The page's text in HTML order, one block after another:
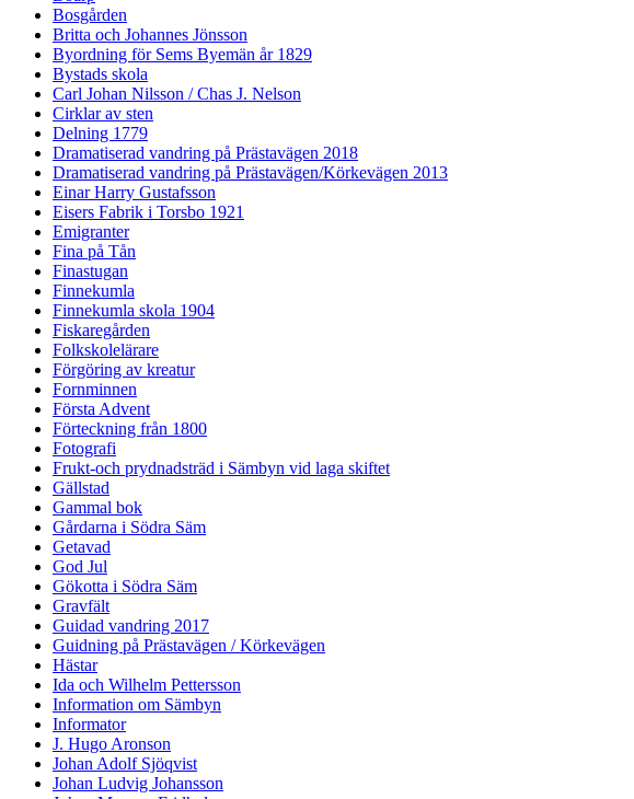
Bosgården
Britta och Johannes Jönsson
Byordning för Sems Byemän år 1829
Bystads skola
Carl Johan Nilsson / Chas J. Nelson
Cirklar av sten
Delning 1779
Dramatiserad vandring på Prästavägen 2018
Dramatiserad vandring på Prästavägen/Körkevägen 2013
Einar Harry Gustafsson
Eisers Fabrik i Torsbo 1921
Emigranter
Fina på Tån
Finastugan
Finnekumla
Finnekumla skola 1904
Fiskaregården
Folkskolelärare
Förgöring av kreatur
Fornminnen
Första Advent
Förteckning från 1800
Fotografi
Frukt-och prydnadsträd i Sämbyn vid laga skiftet
Gällstad
Gammal bok
Gårdarna i Södra Säm
Getavad
God Jul
Gökotta i Södra Säm
Gravfält
Guidad vandring 2017
Guidning på Prästavägen / Körkevägen
Hästar
Ida och Wilhelm Pettersson
Information om Sämbyn
Informator
J. Hugo Aronson
Johan Adolf Sjöqvist
Johan Ludvig Johansson